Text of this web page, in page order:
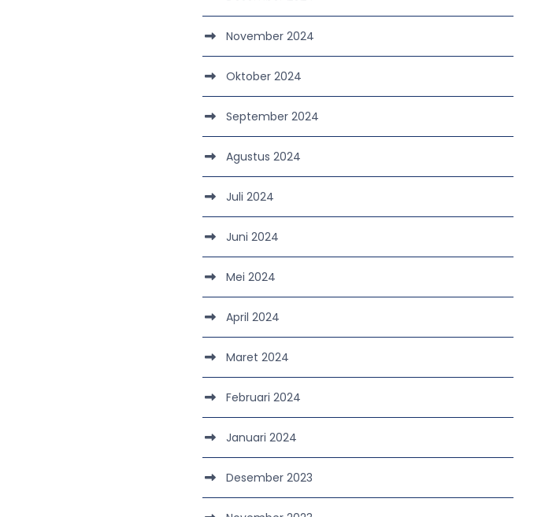
November 2024
Oktober 2024
September 2024
Agustus 2024
Juli 2024
Juni 2024
Mei 2024
April 2024
Maret 2024
Februari 2024
Januari 2024
Desember 2023